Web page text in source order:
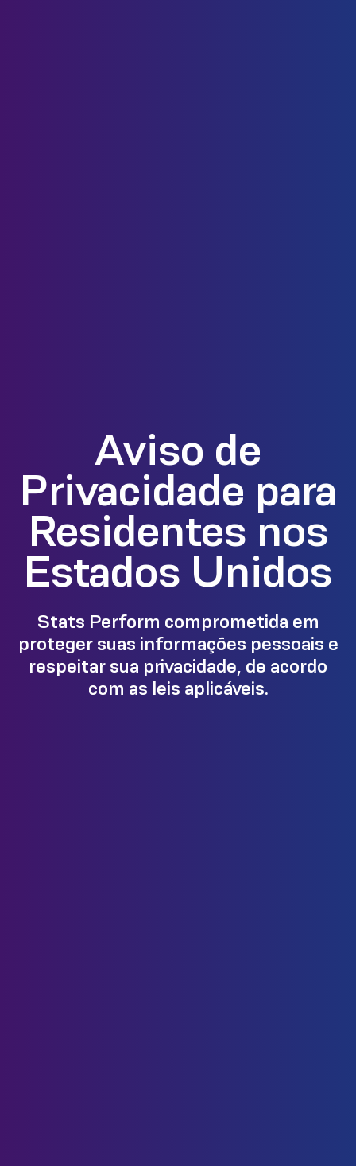
Aviso de
Privacidade para
Residentes nos
Estados Unidos
Stats Perform comprometida em
proteger suas informações pessoais e
respeitar sua privacidade, de acordo
com as leis aplicáveis.